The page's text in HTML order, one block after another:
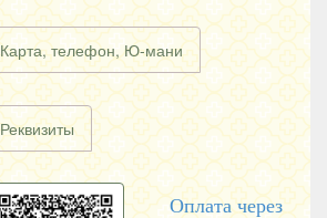
Карта, телефон, Ю-мани
Реквизиты
Оплата через